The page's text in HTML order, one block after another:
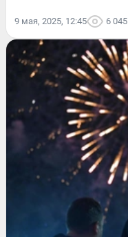
9 мая, 2025, 12:45 6 045